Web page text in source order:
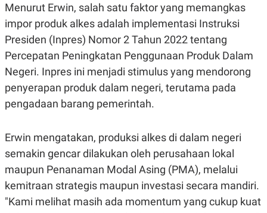
AN
E
P
P
E
R
A
D
E
R
T
I
I
K
G
M
E
I
A
.
Menurut Erwin, salah satu faktor yang memangkas
impor produk alkes adalah implementasi Instruksi
Presiden (Inpres) Nomor 2 Tahun 2022 tentang
Percepatan Peningkatan Penggunaan Produk Dalam
Negeri. Inpres ini menjadi stimulus yang mendorong
penyerapan produk dalam negeri, terutama pada
pengadaan barang pemerintah.
Erwin mengatakan, produksi alkes di dalam negeri
semakin gencar dilakukan oleh perusahaan lokal
maupun Penanaman Modal Asing (PMA), melalui
kemitraan strategis maupun investasi secara mandiri.
"Kami melihat masih ada momentum yang cukup kuat